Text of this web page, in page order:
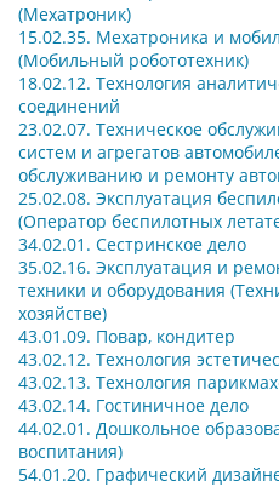
(Мехатроник)
15.02.35. Мехатроника и
(Мобильный робототехник)
18.02.12. Технология
соединений
23.02.07. Техническое
систем и агрегатов
обслуживанию и ремонту
25.02.08. Эксплуатация
(Оператор беспилотных
34.02.01. Сестринское дело
35.02.16. Эксплуатация и
техники и оборудования
хозяйстве)
43.01.09. Повар, кондитер
43.02.12. Технология
43.02.13. Технология
43.02.14. Гостиничное дело
44.02.01. Дошкольное
воспитания)
54.01.20. Графический